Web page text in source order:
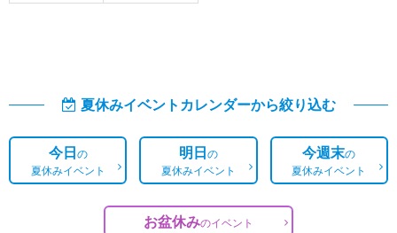
夏休みイベントカレンダーから絞り込む
今日の
夏休みイベント
明日の
夏休みイベント
今週末の
夏休みイベント
お盆休みのイベント